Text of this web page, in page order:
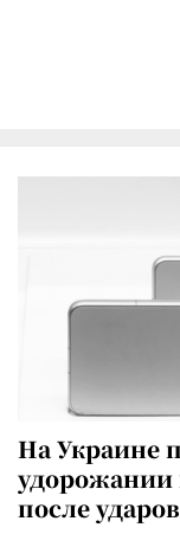
На Украине
удорожании
после